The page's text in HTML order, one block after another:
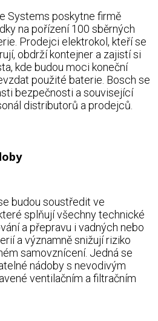
Systems poskytne firmě
na pořízení 100 sběrných
Prodejci elektrokol, kteří se
obdrží kontejner a zajistí si
kde budou moci koneční
použité baterie. Bosch se
bezpečnosti a související
distributorů a prodejců.
budou soustředit ve
splňují všechny technické
a přepravu i vadných nebo
a významně snižují riziko
samovznícení. Jedná se
nádoby s nevodivým
ventilačním a filtračním